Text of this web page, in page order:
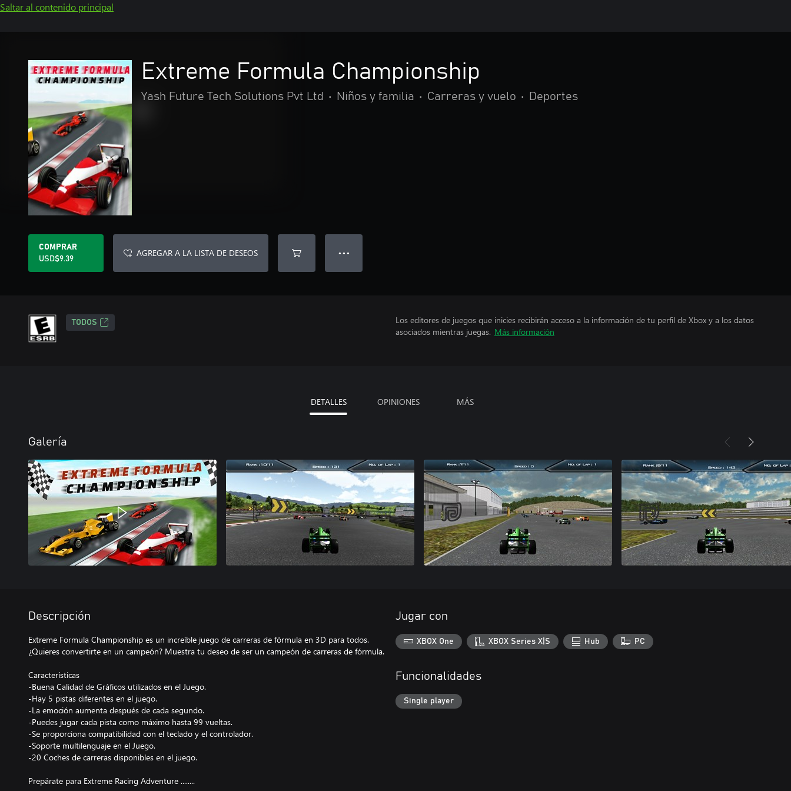
Saltar al contenido principal
Extreme Formula Championship
Yash Future Tech Solutions Pvt Ltd • Niños y familia • Carreras y vuelo • Deportes
COMPRAR
USD$9.39
AGREGAR A LA LISTA DE DESEOS ● ● ●
TODOS
Los editores de juegos que inicies recibirán acceso a la información de tu perfil de Xbox y a los datos
asociados mientras juegas. Más información
DETALLES OPINIONES MÁS
Galería
Descripción
Extreme Formula Championship es un increíble juego de carreras de fórmula en 3D para todos.
¿Quieres convertirte en un campeón? Muestra tu deseo de ser un campeón de carreras de fórmula.
Características
-Buena Calidad de Gráficos utilizados en el Juego.
-Hay 5 pistas diferentes en el juego.
-La emoción aumenta después de cada segundo.
-Puedes jugar cada pista como máximo hasta 99 vueltas.
-Se proporciona compatibilidad con el teclado y el controlador.
-Soporte multilenguaje en el Juego.
-20 Coches de carreras disponibles en el juego.
Prepárate para Extreme Racing Adventure ........
Jugar con
XBOX One XBOX Series X|S Hub PC
Funcionalidades
Single player